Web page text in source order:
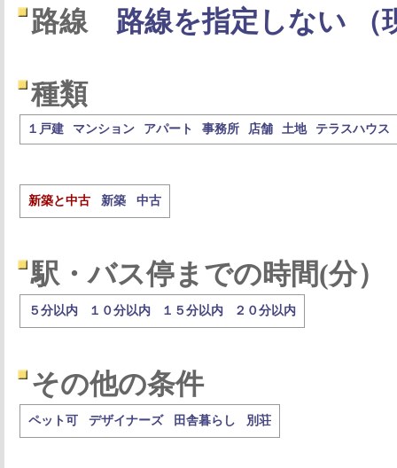
路線 路線を指定しない （
種類
１戸建 マンション アパート 事務所 店舗 土地 テラスハウス
新築と中古 新築 中古
駅・バス停までの時間(分）
５分以内 １０分以内 １５分以内 ２０分以内
その他の条件
ペット可 デザイナーズ 田舎暮らし 別荘